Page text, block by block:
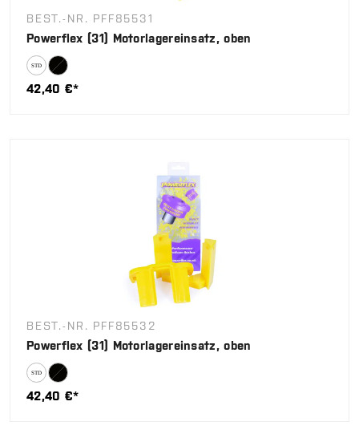
BEST.-NR. PFF85531
Powerflex (31) Motorlagereinsatz, oben
42,40 €*
BEST.-NR. PFF85532
Powerflex (31) Motorlagereinsatz, oben
42,40 €*